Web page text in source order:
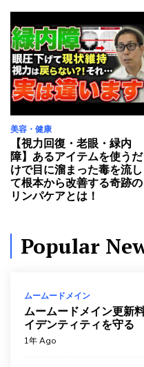
ステティシャンが「辞
ビ・むくみ解消】
美容・健康 1日 Ago
【視力回復・老眼・緑
で目に溜まった毒を流
ンパケアとは！
美容・健康
【59歳で20年前より若
ドソン・ブランダオの
ランダオ
【腎臓が壊れるサイン
工透析リスクが爆上が
【奇跡の顔面毒だし】
クロ・イボが取れる！
紹介します！
美容・健康
【視力回復・老眼・緑内
障】あるアイテムを使うだ
けで目に溜まった毒を流し
て根本から改善する奇跡の
リンパケアとは！
Popular
ムームードメイン
ムームードメイン更新
イデンティティを守る
1年 Ago